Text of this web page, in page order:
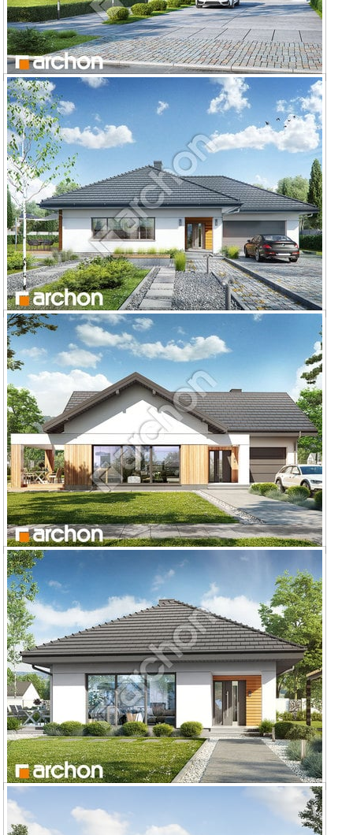
Dom w lilakach 10 (G2)
Dom w lilakach 4 (G2)
Dom w lilakach 11
Dom w lilakach 14